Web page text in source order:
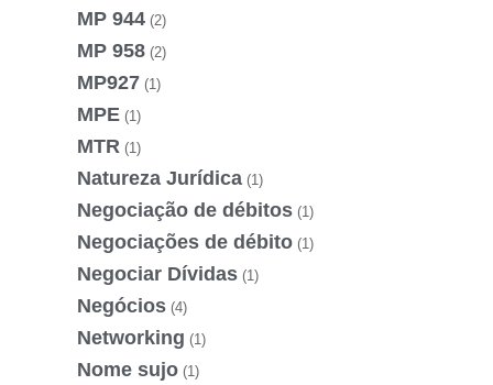
MP 944 (2)
MP 958 (2)
MP927 (1)
MPE (1)
MTR (1)
Natureza Jurídica (1)
Negociação de débitos (1)
Negociações de débito (1)
Negociar Dívidas (1)
Negócios (4)
Networking (1)
Nome sujo (1)